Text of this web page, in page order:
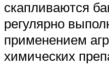
скапливаются
регулярно
применением
химических